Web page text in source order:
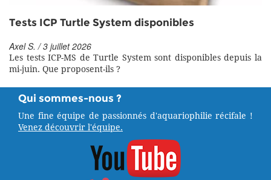
Tests ICP Turtle System disponibles
Axel S. / 3 juillet 2026
Les tests ICP-MS de Turtle System sont disponibles depuis la
mi-juin. Que proposent-ils ?
Qui sommes-nous ?
Une fine équipe de passionnés d'aquariophilie récifale !
Venez découvrir l'équipe.